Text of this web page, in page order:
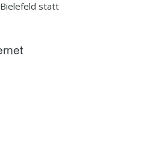
statt